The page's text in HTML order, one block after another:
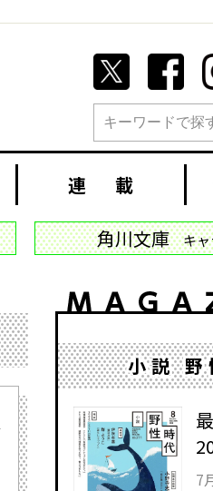
連 載
角川文庫 キ
小説 野
7